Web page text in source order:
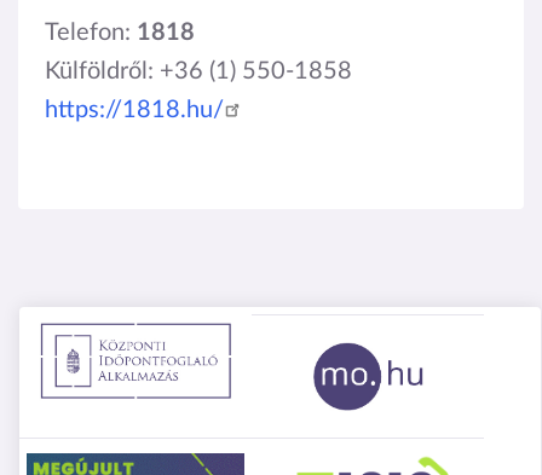
Telefon: 1818
Külföldről: +36 (1) 550-1858
https://1818.hu/